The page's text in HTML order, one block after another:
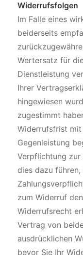
Widerrufsfolgen
Im Falle eines
beiderseits
Wertersatz für
Dienstleistung
Ihrer
hingewiesen
zugestimmt
Widerrufsfrist
Gegenleistung
Verpflichtung zur
dies dazu
zum Widerruf
Widerrufsrecht
Vertrag von
ausdrücklichen
bevor Sie Ihr